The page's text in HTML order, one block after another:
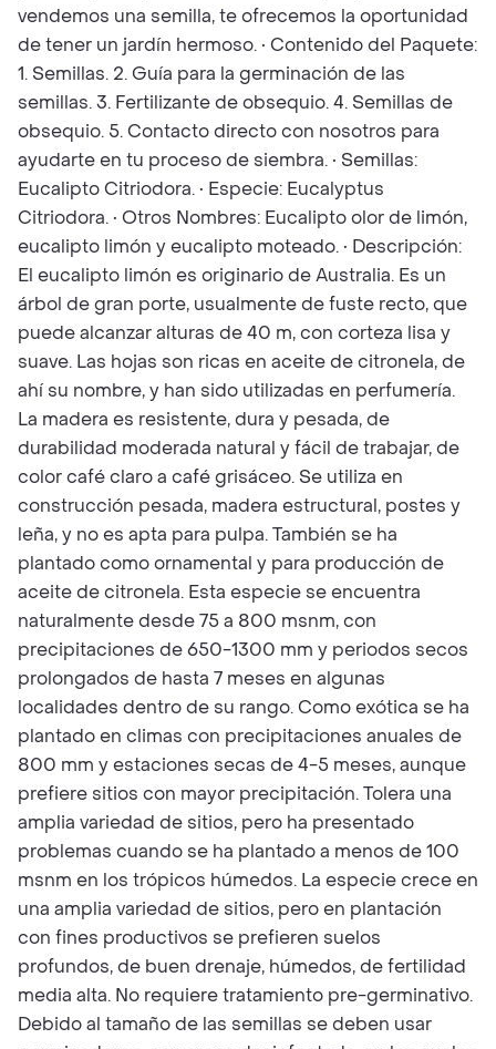
vendemos una semilla, te ofrecemos la oportunidad
de tener un jardín hermoso. • Contenido del Paquete:
1. Semillas. 2. Guía para la germinación de las
semillas. 3. Fertilizante de obsequio. 4. Semillas de
obsequio. 5. Contacto directo con nosotros para
ayudarte en tu proceso de siembra. • Semillas:
Eucalipto Citriodora. • Especie: Eucalyptus
Citriodora. • Otros Nombres: Eucalipto olor de limón,
eucalipto limón y eucalipto moteado. • Descripción:
El eucalipto limón es originario de Australia. Es un
árbol de gran porte, usualmente de fuste recto, que
puede alcanzar alturas de 40 m, con corteza lisa y
suave. Las hojas son ricas en aceite de citronela, de
ahí su nombre, y han sido utilizadas en perfumería.
La madera es resistente, dura y pesada, de
durabilidad moderada natural y fácil de trabajar, de
color café claro a café grisáceo. Se utiliza en
construcción pesada, madera estructural, postes y
leña, y no es apta para pulpa. También se ha
plantado como ornamental y para producción de
aceite de citronela. Esta especie se encuentra
naturalmente desde 75 a 800 msnm, con
precipitaciones de 650-1300 mm y periodos secos
prolongados de hasta 7 meses en algunas
localidades dentro de su rango. Como exótica se ha
plantado en climas con precipitaciones anuales de
800 mm y estaciones secas de 4-5 meses, aunque
prefiere sitios con mayor precipitación. Tolera una
amplia variedad de sitios, pero ha presentado
problemas cuando se ha plantado a menos de 100
msnm en los trópicos húmedos. La especie crece en
una amplia variedad de sitios, pero en plantación
con fines productivos se prefieren suelos
profundos, de buen drenaje, húmedos, de fertilidad
media alta. No requiere tratamiento pre-germinativo.
Debido al tamaño de las semillas se deben usar